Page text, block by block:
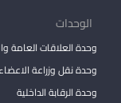
الوحدات
وحدة العلاقات العامة
وحدة نقل وزراعة
وحدة الرقابة الداخلية